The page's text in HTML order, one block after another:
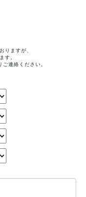
りますが、
す。
連絡ください。